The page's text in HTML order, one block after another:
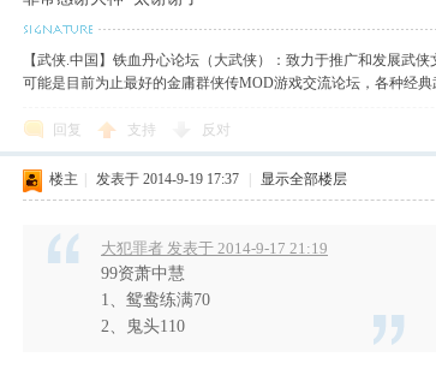
【武侠.中国】铁血丹心论坛（大武侠）：致力于推广和发展武
可能是目前为止最好的金庸群侠传MOD游戏交流论坛，各种经
回复 支持 反对
楼主 发表于 2014-9-19 17:37 显示全部楼层
大犯罪者 发表于 2014-9-17 21:19
99资萧中慧
1、鸳鸯练满70
2、鬼头110